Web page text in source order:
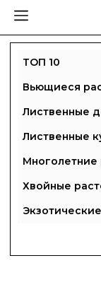
ТОП 10
Вьющиеся
Лиственные
Лиственные
Многолетние
Хвойные